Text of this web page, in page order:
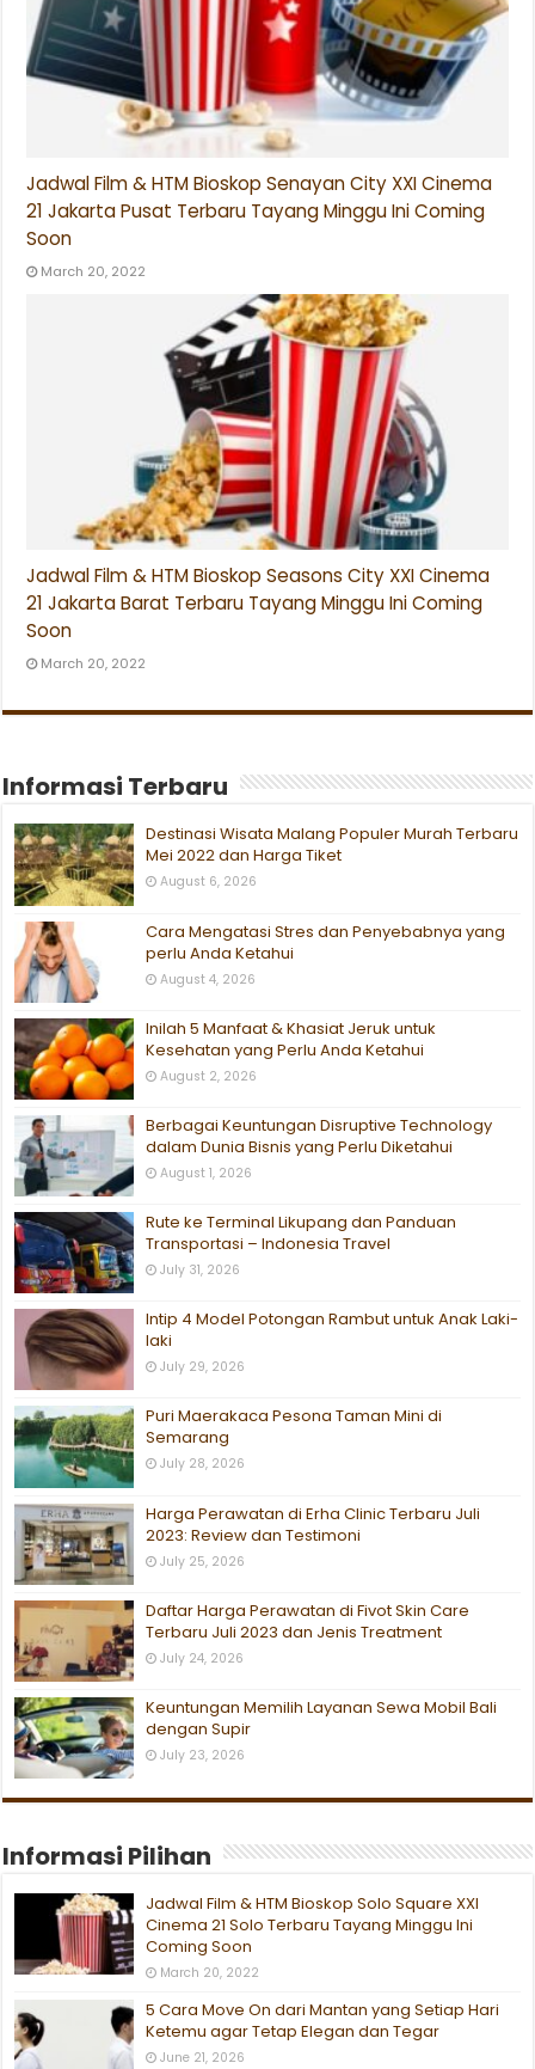
Jadwal Film & HTM Bioskop Senayan City XXI Cinema
21 Jakarta Pusat Terbaru Tayang Minggu Ini Coming
Soon
March 20, 2022
Jadwal Film & HTM Bioskop Seasons City XXI Cinema
21 Jakarta Barat Terbaru Tayang Minggu Ini Coming
Soon
March 20, 2022
Informasi Terbaru
Destinasi Wisata Malang Populer Murah Terbaru
Mei 2022 dan Harga Tiket
August 6, 2026
Cara Mengatasi Stres dan Penyebabnya yang
perlu Anda Ketahui
August 4, 2026
Inilah 5 Manfaat & Khasiat Jeruk untuk
Kesehatan yang Perlu Anda Ketahui
August 2, 2026
Berbagai Keuntungan Disruptive Technology
dalam Dunia Bisnis yang Perlu Diketahui
August 1, 2026
Rute ke Terminal Likupang dan Panduan
Transportasi – Indonesia Travel
July 31, 2026
Intip 4 Model Potongan Rambut untuk Anak Laki-
laki
July 29, 2026
Puri Maerakaca Pesona Taman Mini di
Semarang
July 28, 2026
Harga Perawatan di Erha Clinic Terbaru Juli
2023: Review dan Testimoni
July 25, 2026
Daftar Harga Perawatan di Fivot Skin Care
Terbaru Juli 2023 dan Jenis Treatment
July 24, 2026
Keuntungan Memilih Layanan Sewa Mobil Bali
dengan Supir
July 23, 2026
Informasi Pilihan
Jadwal Film & HTM Bioskop Solo Square XXI
Cinema 21 Solo Terbaru Tayang Minggu Ini
Coming Soon
March 20, 2022
5 Cara Move On dari Mantan yang Setiap Hari
Ketemu agar Tetap Elegan dan Tegar
June 21, 2026